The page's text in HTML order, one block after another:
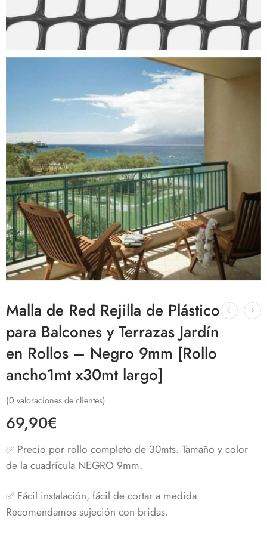
Malla de Red Rejilla de Plástico
para Balcones y Terrazas Jardín
en Rollos – Negro 9mm [Rollo
ancho1mt x30mt largo]
(0 valoraciones de clientes)
69,90€
✅ Precio por rollo completo de 30mts. Tamaño y color
de la cuadrícula NEGRO 9mm.
✅ Fácil instalación, fácil de cortar a medida.
Recomendamos sujeción con bridas.